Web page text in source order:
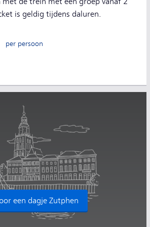
is geldig tijdens daluren.
per persoon
een dagje Zutphen